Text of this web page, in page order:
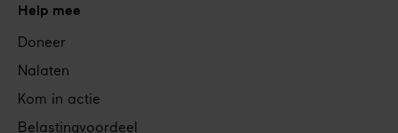
Help mee
Doneer
Nalaten
Kom in actie
Belastingvoordeel